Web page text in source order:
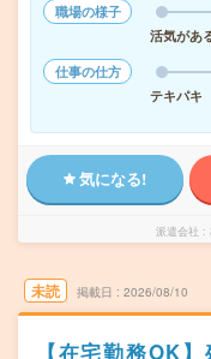
職場の様子
活気があ
仕事の仕方
テキパキ
気になる!
派遣会社
未読 掲載日 2026/08/10
【在宅勤務OK